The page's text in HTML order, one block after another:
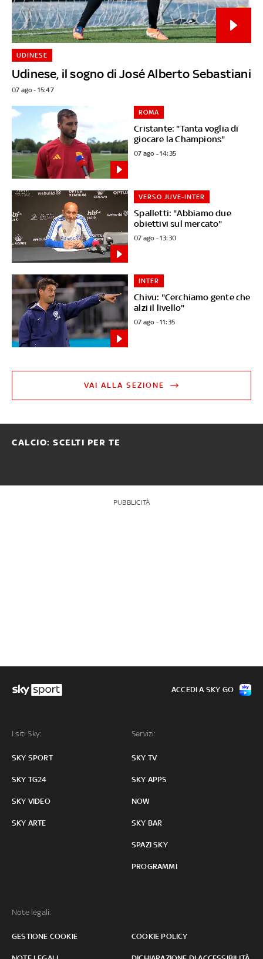
Udinese, il sogno di José Alberto Sebastiani
UDINESE
07 ago - 15:47
Cristante: "Tanta voglia di
giocare la Champions"
ROMA
07 ago - 14:35
Spalletti: "Abbiamo due
obiettivi sul mercato"
VERSO JUVE-INTER
07 ago - 13:30
Chivu: "Cerchiamo gente che
alzi il livello"
INTER
07 ago - 11:35
VAI ALLA SEZIONE
CALCIO: SCELTI PER TE
PUBBLICITÀ
I siti Sky:
SKY SPORT
SKY TG24
SKY VIDEO
SKY ARTE
Servizi:
SKY TV
SKY APPS
NOW
SKY BAR
SPAZI SKY
PROGRAMMI
Note legali:
GESTIONE COOKIE COOKIE POLICY
ACCEDI A SKY GO